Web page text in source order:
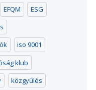
EFQM
ESG
iso 9001
klub
közgyűlés